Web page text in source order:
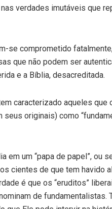
verdades imutáveis que
se comprometido
que não podem ser
e a Bíblia, desacreditada.
caracterizado aqueles que
originais) como
um “papa de papel”, ou
cientes de que tem havido
é que os “eruditos”
de fundamentalistas.